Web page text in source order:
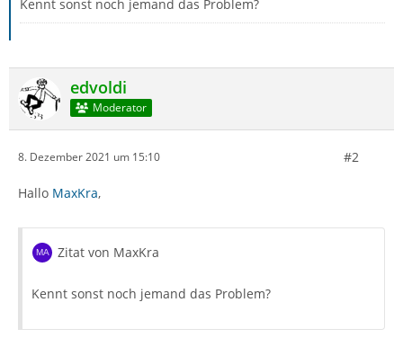
Kennt sonst noch jemand das Problem?
edvoldi
Moderator
8. Dezember 2021 um 15:10 #2
Hallo MaxKra,
Zitat von MaxKra
Kennt sonst noch jemand das Problem?